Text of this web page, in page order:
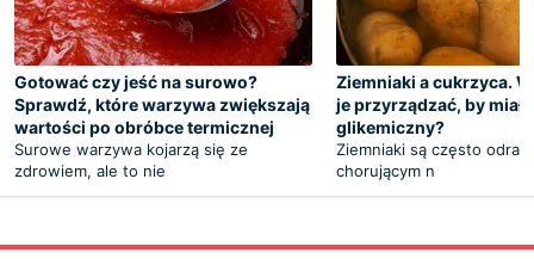
Gotować czy jeść na surowo?
Sprawdź, które warzywa zwiększają
wartości po obróbce termicznej
Surowe warzywa kojarzą się ze
zdrowiem, ale to nie
Ziemniaki a cukrzyca.
je przyrządzać, by
glikemiczny?
Ziemniaki są często
chorującym n